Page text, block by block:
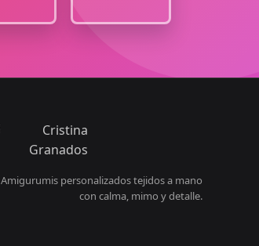
Amigurumis personalizados tejidos a mano
con calma, mimo y detalle.